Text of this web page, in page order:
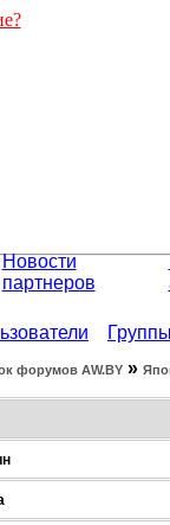
Новости
партнеров
форумов АW.BY »